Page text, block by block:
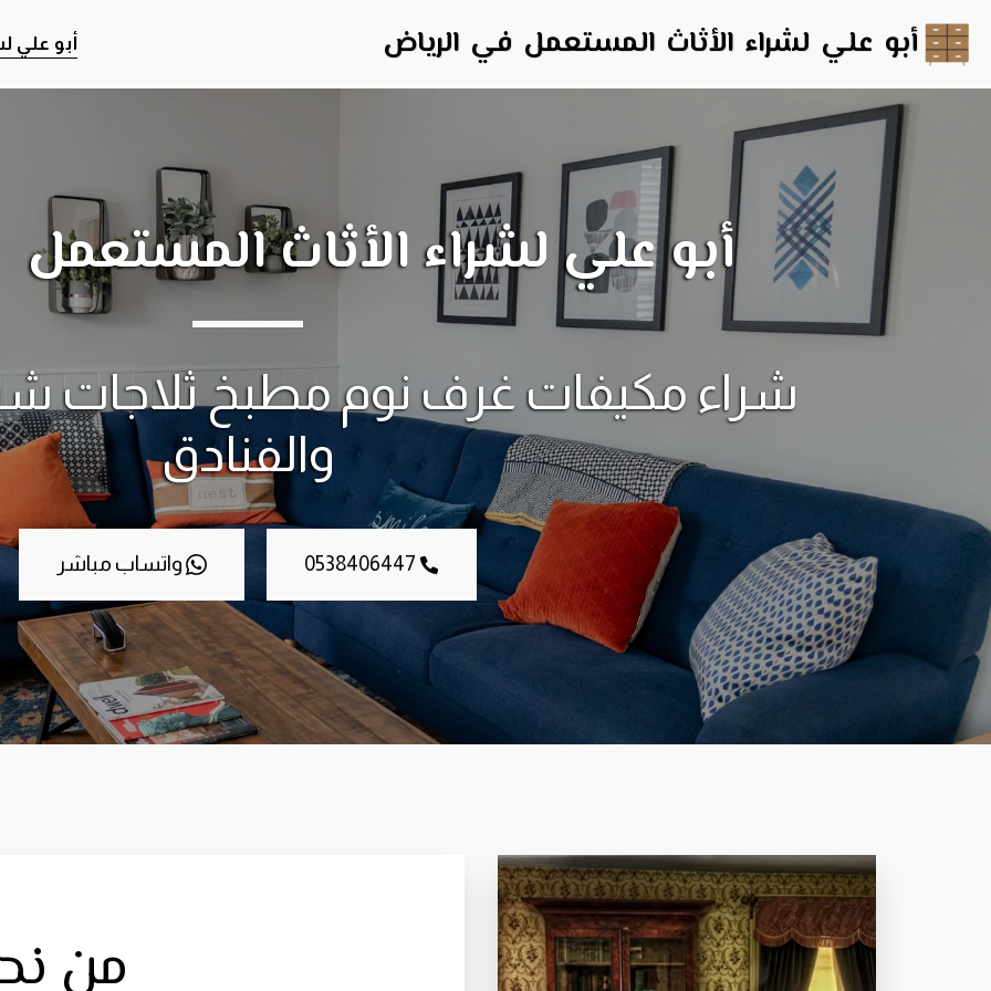
أبو علي لشراء الأثاث المستعمل في الرياض أبو علي
أبو علي لشراء الأثاث المستعمل
والفنادق
0538406447 واتساب مباشر
من